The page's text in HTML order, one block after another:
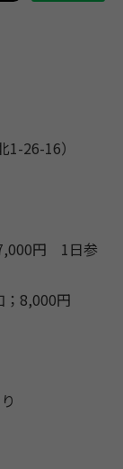
26-16）
円 1日参
8,000円